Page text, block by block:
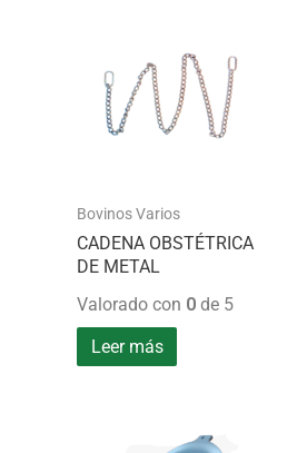
Bovinos Varios
CADENA OBSTÉTRICA
DE METAL
Valorado con 0 de 5
Leer más